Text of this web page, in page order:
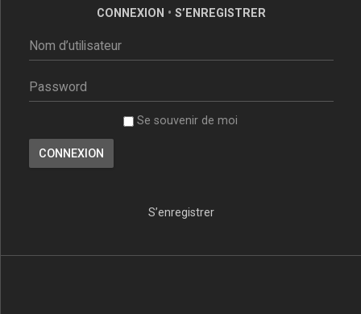
CONNEXION • S’ENREGISTRER
Se souvenir de moi
S’enregistrer